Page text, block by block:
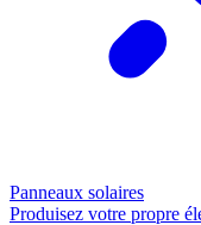
Panneaux solaires
Produisez votre propre